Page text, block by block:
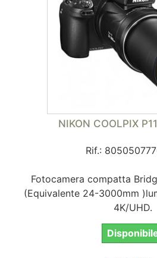
NIKON COOLPIX
Rif.:
Fotocamera compatta
(Equivalente 24-3000mm
4K/UHD.